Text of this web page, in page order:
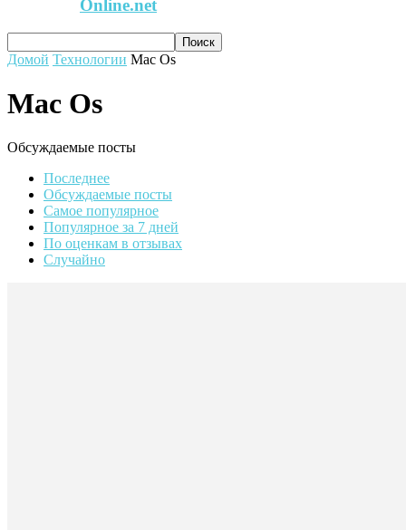
Online.net
Домой Технологии Mac Os
Mac Os
Обсуждаемые посты
Последнее
Обсуждаемые посты
Самое популярное
Популярное за 7 дней
По оценкам в отзывах
Случайно